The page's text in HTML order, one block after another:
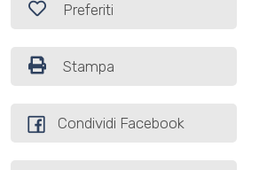
Preferiti
Stampa
Condividi Facebook